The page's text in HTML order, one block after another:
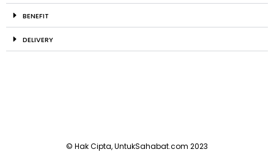
BENEFIT
DELIVERY
© Hak Cipta, UntukSahabat.com 2023